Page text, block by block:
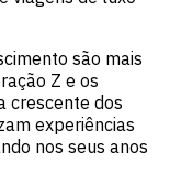
são mais
Z e os
crescente dos
experiências
nos seus anos